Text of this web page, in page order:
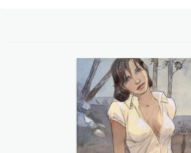
Découvrez de nouvelles
S'inscrire